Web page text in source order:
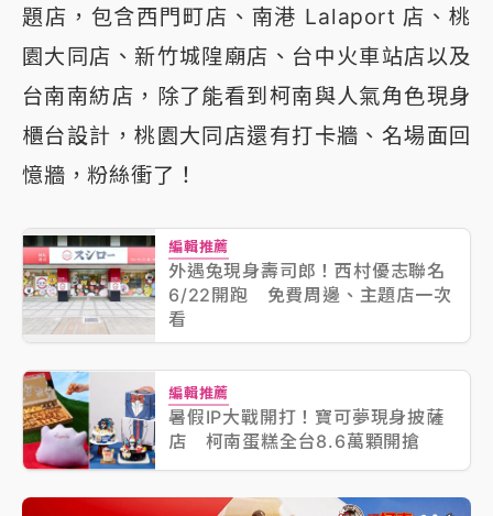
題店，包含西門町店、南港 Lalaport 店、桃
園大同店、新竹城隍廟店、台中火車站店以及
台南南紡店，除了能看到柯南與人氣角色現身
櫃台設計，桃園大同店還有打卡牆、名場面回
憶牆，粉絲衝了！
編輯推薦
外遇兔現身壽司郎！西村優志聯名
6/22開跑 免費周邊、主題店一次
看
編輯推薦
暑假IP大戰開打！寶可夢現身披薩
店 柯南蛋糕全台8.6萬顆開搶